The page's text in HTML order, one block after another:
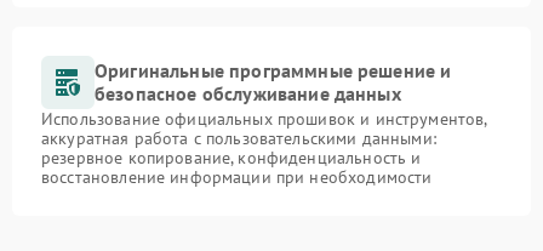
Оригинальные программные решение и
безопасное обслуживание данных
Использование официальных прошивок и инструментов,
аккуратная работа с пользовательскими данными:
резервное копирование, конфиденциальность и
восстановление информации при необходимости